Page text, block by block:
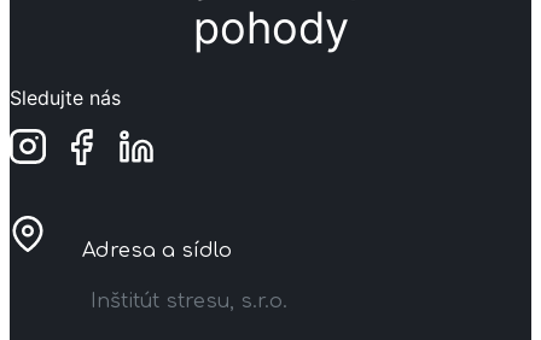
pohody
Sledujte nás
Adresa a sídlo
Inštitút stresu, s.r.o.